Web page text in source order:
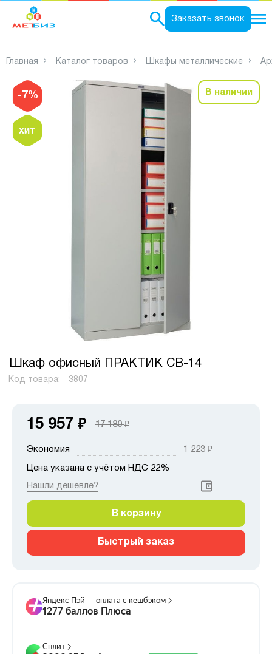
Заказать звонок
Главная Каталог товаров Шкафы металлические
-7% В наличии
Шкаф офисный ПРАКТИК СВ-14
Код товара: 3807
15 957 ₽ 17 180₽
Экономия 1 223 ₽
Цена указана с учётом НДС 22%
Нашли дешевле?
В корзину
Быстрый заказ